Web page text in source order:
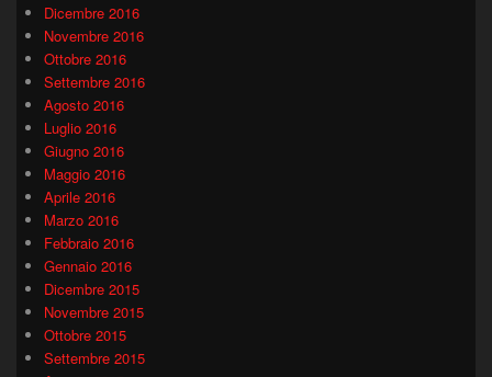
Dicembre 2016
Novembre 2016
Ottobre 2016
Settembre 2016
Agosto 2016
Luglio 2016
Giugno 2016
Maggio 2016
Aprile 2016
Marzo 2016
Febbraio 2016
Gennaio 2016
Dicembre 2015
Novembre 2015
Ottobre 2015
Settembre 2015